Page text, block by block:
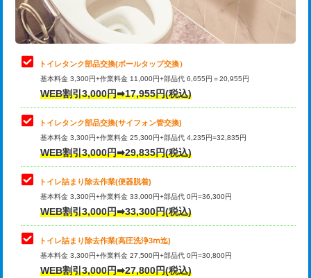
トイレタンク部品交換(ボールタップ交換）
基本料金 3,300円+作業料金 11,000円+部品代 6,655円＝20,955円
WEB割引3,000円➡17,955円(税込)
トイレタンク部品交換(サイフォン管交換)
基本料金 3,300円+作業料金 25,300円+部品代 4,235円=32,835円
WEB割引3,000円➡29,835円(税込)
トイレ詰まり除去作業(便器脱着)
基本料金 3,300円+作業料金 33,000円+部品代 0円=36,300円
WEB割引3,000円➡33,300円(税込)
トイレ詰まり除去作業(高圧洗浄3ⅿ迄)
基本料金 3,300円+作業料金 27,500円+部品代 0円=30,800円
WEB割引3,000円➡27,800円(税込)